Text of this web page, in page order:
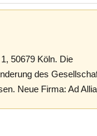
50679 Köln. Die
des
Neue Firma: Ad